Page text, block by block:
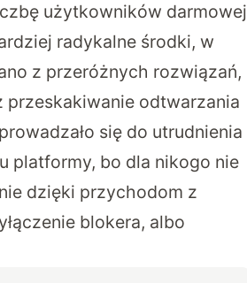
użytkowników darmowej
radykalne środki, w
z przeróżnych rozwiązań,
przeskakiwanie odtwarzania
się do utrudnienia
platformy, bo dla nikogo nie
dzięki przychodom z
blokera, albo